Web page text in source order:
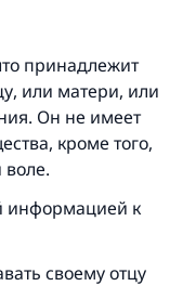
принадлежит
или матери, или
Он не имеет
кроме того,
воле.
информацией к
своему отцу